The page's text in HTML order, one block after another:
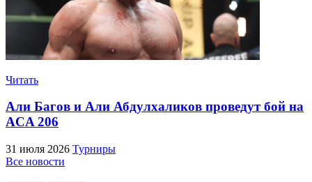
Читать
Али Багов и Али Абдулхаликов проведут бой на
ACA 206
31 июля 2026 Турниры
Все новости